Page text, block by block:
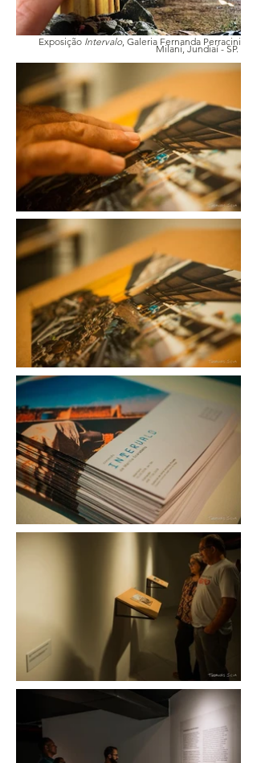
Exposição Intervalo, Galeria Fernanda Perracini
Milani, Jundiaí - SP.